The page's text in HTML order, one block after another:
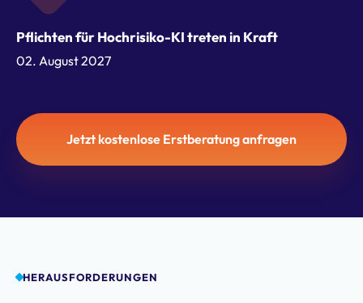
Pflichten für Hochrisiko-KI treten in Kraft
02. August 2027
Jetzt kostenlose Erstberatung anfragen
HERAUSFORDERUNGEN